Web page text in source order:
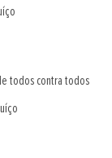
todos contra todos